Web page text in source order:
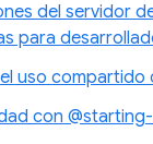
del servidor
para
uso compartido
con